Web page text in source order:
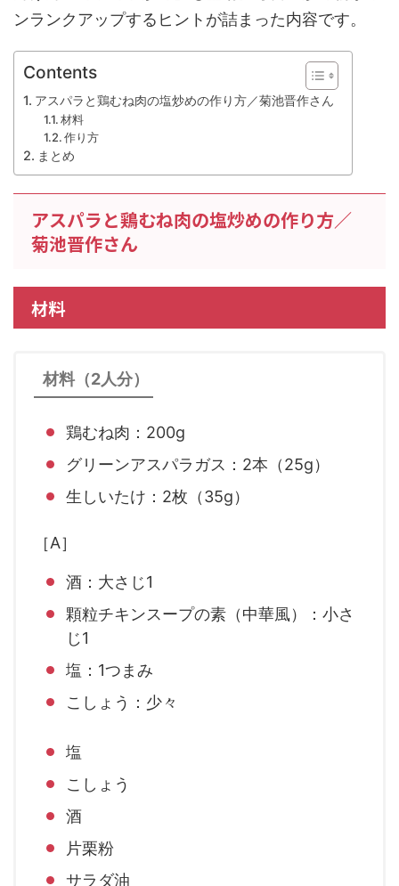
ンランクアップするヒントが詰まった内容です。
Contents
アスパラと鶏むね肉の塩炒めの作り方／菊池晋作さん
材料
作り方
まとめ
アスパラと鶏むね肉の塩炒めの作り方／
菊池晋作さん
材料
材料（2人分）
鶏むね肉：200g
グリーンアスパラガス：2本（25g）
生しいたけ：2枚（35g）
［A］
酒：大さじ1
顆粒チキンスープの素（中華風）：小さ
じ1
塩：1つまみ
こしょう：少々
塩
こしょう
酒
片栗粉
サラダ油